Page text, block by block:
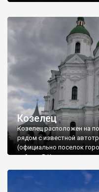
Козелец
Козелец расположен на
рядом с известной
(официально поселок
района. В Козельце